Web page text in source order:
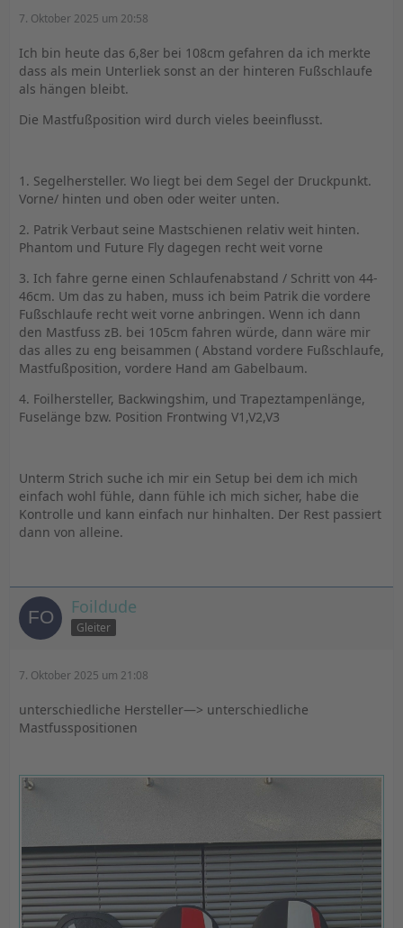
Joahnn Soe:
7. Oktober 2025 um 20:58
Ich bin heute das 6,8er bei 108cm gefahren da ich merkte
dass als mein Unterliek sonst an der hinteren Fußschlaufe
als hängen bleibt.
Die Mastfußposition wird durch vieles beeinflusst.
1. Segelhersteller. Wo liegt bei dem Segel der Druckpunkt.
Vorne/ hinten und oben oder weiter unten.
2. Patrik Verbaut seine Mastschienen relativ weit hinten.
Phantom und Future Fly dagegen recht weit vorne
3. Ich fahre gerne einen Schlaufenabstand / Schritt von 44-
46cm. Um das zu haben, muss ich beim Patrik die vordere
Fußschlaufe recht weit vorne anbringen. Wenn ich dann
den Mastfuss zB. bei 105cm fahren würde, dann wäre mir
das alles zu eng beisammen ( Abstand vordere Fußschlaufe,
Mastfußposition, vordere Hand am Gabelbaum.
4. Foilhersteller, Backwingshim, und Trapeztampenlänge,
Fuselänge bzw. Position Frontwing V1,V2,V3
Unterm Strich suche ich mir ein Setup bei dem ich mich
einfach wohl fühle, dann fühle ich mich sicher, habe die
Kontrolle und kann einfach nur hinhalten. Der Rest passiert
dann von alleine.
Foildude
Gleiter
7. Oktober 2025 um 21:08
unterschiedliche Hersteller—> unterschiedliche
Mastfusspositionen